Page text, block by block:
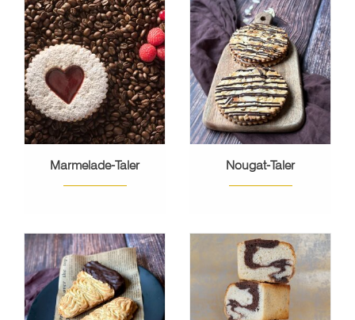
Marmelade-Taler Nougat-Taler